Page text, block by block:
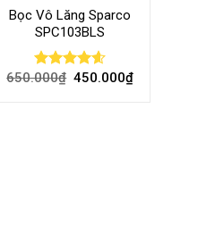
Bọc Vô Lăng Sparco
SPC103BLS
Rated4.57
650.000₫ 450.000₫